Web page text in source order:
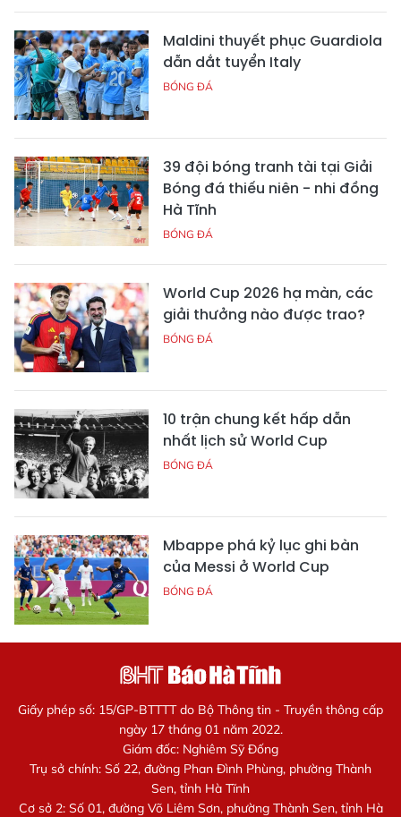
Maldini thuyết phục Guardiola
dẫn dắt tuyển Italy
BÓNG ĐÁ
39 đội bóng tranh tài tại Giải
Bóng đá thiếu niên - nhi đồng
Hà Tĩnh
BÓNG ĐÁ
World Cup 2026 hạ màn, các
giải thưởng nào được trao?
BÓNG ĐÁ
10 trận chung kết hấp dẫn
nhất lịch sử World Cup
BÓNG ĐÁ
Mbappe phá kỷ lục ghi bàn
của Messi ở World Cup
BÓNG ĐÁ
Giấy phép số: 15/GP-BTTTT do Bộ Thông tin - Truyền thông cấp
ngày 17 tháng 01 năm 2022.
Giám đốc: Nghiêm Sỹ Đống
Trụ sở chính: Số 22, đường Phan Đình Phùng, phường Thành
Sen, tỉnh Hà Tĩnh
Cơ sở 2: Số 01, đường Võ Liêm Sơn, phường Thành Sen, tỉnh Hà